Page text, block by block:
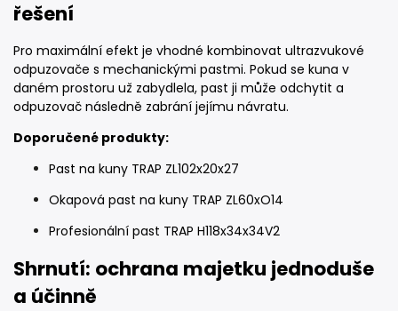
řešení
Pro maximální efekt je vhodné kombinovat ultrazvukové
odpuzovače s mechanickými pastmi. Pokud se kuna v
daném prostoru už zabydlela, past ji může odchytit a
odpuzovač následně zabrání jejímu návratu.
Doporučené produkty:
Past na kuny TRAP ZL102x20x27
Okapová past na kuny TRAP ZL60xO14
Profesionální past TRAP H118x34x34V2
Shrnutí: ochrana majetku jednoduše
a účinně